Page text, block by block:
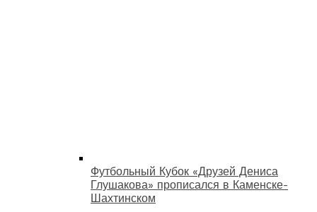
Футбольный Кубок «Друзей Дениса
Глушакова» прописался в Каменске-
Шахтинском